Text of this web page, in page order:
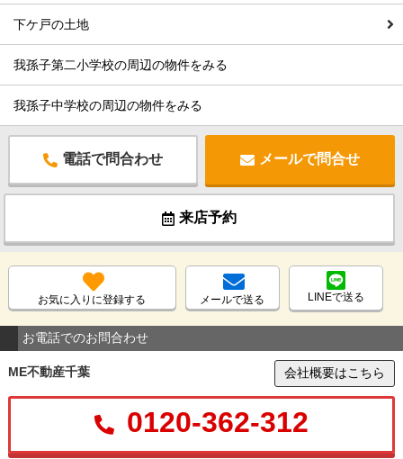
下ケ戸の土地
我孫子第二小学校の周辺の物件をみる
我孫子中学校の周辺の物件をみる
電話で問合わせ メールで問合せ
来店予約
お気に入りに登録する メールで送る LINEで送る
お電話でのお問合わせ
ME不動産千葉 会社概要はこちら
0120-362-312